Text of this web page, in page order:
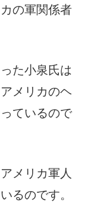
の軍関係者
た小泉氏は
メリカのヘ
ているので
メリカ軍人
るのです。